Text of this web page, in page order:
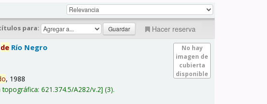
para: Hacer reserva
No hay
imagen de
cubierta
disponible
de Río Negro
, 1988
topográfica:621.374.5/A282/v.2 (3).